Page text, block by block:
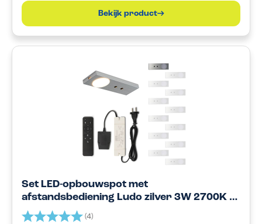
Bekijk product
Set LED-opbouwspot met
afstandsbediening Ludo zilver 3W 2700K 1-
12 stuks
Beoordeling: (4)